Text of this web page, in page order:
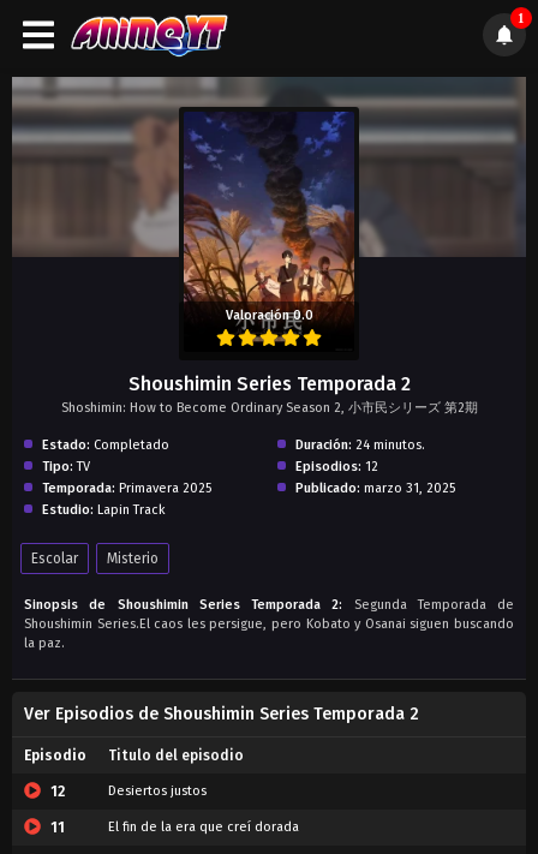
1
Valoración 0.0
Shoushimin Series Temporada 2
Shoshimin: How to Become Ordinary Season 2, 小市民シリーズ 第2期
Estado: Completado
Tipo: TV
Temporada: Primavera 2025
Estudio: Lapin Track
Duración: 24 minutos.
Episodios: 12
Publicado: marzo 31, 2025
Escolar Misterio
Sinopsis de Shoushimin Series Temporada 2: Segunda Temporada de
Shoushimin Series.El caos les persigue, pero Kobato y Osanai siguen buscando
la paz.
Ver Episodios de Shoushimin Series Temporada 2
Episodio Titulo del episodio
12 Desiertos justos
11 El fin de la era que creí dorada